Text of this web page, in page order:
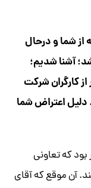
از شما و درحال
آشنا شدیم؛
کارگران شرکت
دلیل اعتراض شما
پیش قرار بود که تعاونی
آن موقع که آقای